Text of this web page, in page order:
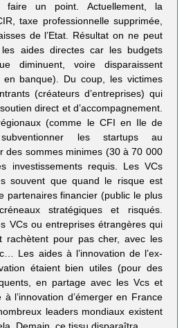
un point. Actuellement, la
taxe professionnelle supprimée,
de l’Etat. Résultat on ne peut
aides directes car les budgets
diminuent, voire disparaissent
en banque). Du coup, les victimes
(créateurs d’entreprises) qui
direct et d’accompagnement.
(comme le CFI en Ile de
les startups au
des sommes minimes (30 à 70 000
investissements requis. Les VCs
souvent que quand le risque est
partenaires financier (public le plus
stratégiques et risqués.
VCs ou entreprises étrangères qui
rachètent pour pas cher, avec les
Les aides à l’innovation de l’ex-
étaient bien utiles (pour des
en partage avec les Vcs et
l’innovation d’émerger en France
leaders mondiaux existent